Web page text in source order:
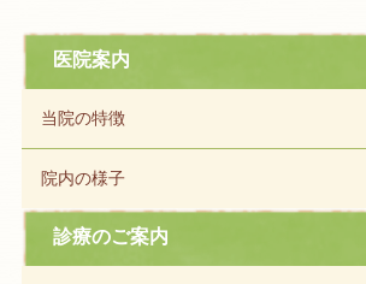
医院案内
当院の特徴
院内の様子
診療のご案内